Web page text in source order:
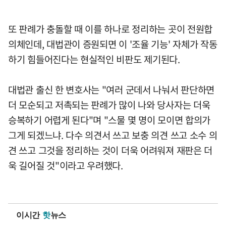
또 판례가 충돌할 때 이를 하나로 정리하는 곳이 전원합
의체인데, 대법관이 증원되면 이 '조율 기능' 자체가 작동
하기 힘들어진다는 현실적인 비판도 제기된다.
대법관 출신 한 변호사는 "여러 군데서 나눠서 판단하면
더 모순되고 저촉되는 판례가 많이 나와 당사자는 더욱
승복하기 어렵게 된다"며 "스물 몇 명이 모이면 합의가
그게 되겠느냐. 다수 의견서 쓰고 보충 의견 쓰고 소수 의
견 쓰고 그것을 정리하는 것이 더욱 어려워져 재판은 더
욱 길어질 것"이라고 우려했다.
이시간 핫뉴스